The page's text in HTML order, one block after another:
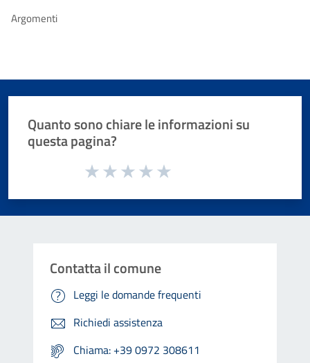
Argomenti
Quanto sono chiare le informazioni su
questa pagina?
Valuta da 1 a 5 stelle la pagina
Contatta il comune
Leggi le domande frequenti
Richiedi assistenza
Chiama: +39 0972 308611